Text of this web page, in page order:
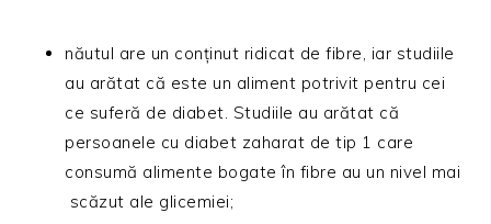
năutul are un conținut ridicat de fibre, iar studiile
au arătat că este un aliment potrivit pentru cei
ce suferă de diabet. Studiile au arătat că
persoanele cu diabet zaharat de tip 1 care
consumă alimente bogate în fibre au un nivel mai
scăzut ale glicemiei;